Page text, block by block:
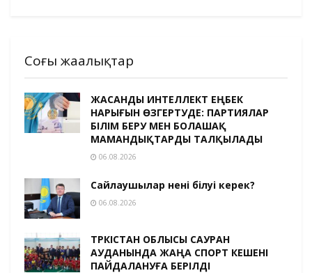
Соңғы жаңалықтар
ЖАСАНДЫ ИНТЕЛЛЕКТ ЕҢБЕК
НАРЫҒЫН ӨЗГЕРТУДЕ: ПАРТИЯЛАР
БІЛІМ БЕРУ МЕН БОЛАШАҚ
МАМАНДЫҚТАРДЫ ТАЛҚЫЛАДЫ
06.08.2026
Сайлаушылар нені білуі керек?
06.08.2026
ТҮРКІСТАН ОБЛЫСЫ САУРАН
АУДАНЫНДА ЖАҢА СПОРТ КЕШЕНІ
ПАЙДАЛАНУҒА БЕРІЛДІ